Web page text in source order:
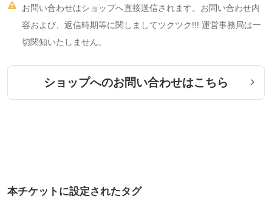
イツでは原書であるドイツ語のオルガノン・慢性病
(論)を用いて、ドイツ語での解説講義を行っていま
ど各国のホメオパス達からの講演依頼、ケース監修
依頼が引もきらず、それらは毎年のように英語で行
ログラムをそのまま再現する本格的なホメオパス養

お問い合わせはショップへ直接送信されます。お問い合わせ内
容および、返信時期等に関しましてツクツク!!! 運営事務局は一
切関知いたしません。
ショップへのお問い合わせはこちら
本チケットに設定されたタグ